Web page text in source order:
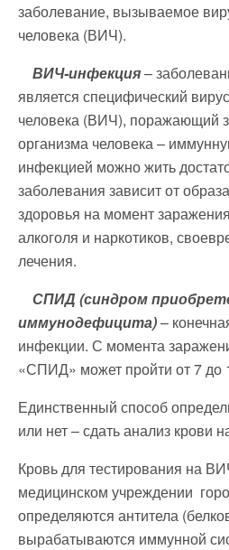
заболевание, вызываемое
человека (ВИЧ).
ВИЧ-инфекция–
является специфический
человека (ВИЧ), поражающий
организма человека –
инфекцией можно жить
заболевания зависит от
здоровья на момент
алкоголя и наркотиков,
лечения.
СПИД (синдром
иммунодефицита)–
инфекции. С момента
«СПИД» может пройти от 7 до
Единственный способ
или нет – сдать анализ крови
Кровь для тестирования на
медицинском учреждении
определяются антитела
вырабатываются иммунной